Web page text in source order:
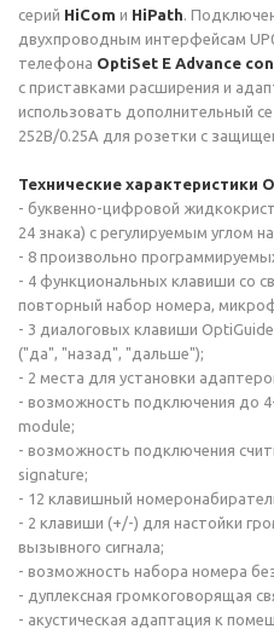
серий HiCom и HiPath.
двухпроводным интерфейсам
телефона OptiSet E Advance
с приставками расширения и
использовать дополнительный
252В/0.25А для розетки с
Технические характеристики
- буквенно-цифровой
24 знака) с регулируемым углом
- 8 произвольно
- 4 функциональных клавиши со
повторный набор номера,
- 3 диалоговых клавиши
("да", "назад", "дальше");
- 2 места для установки
- возможность подключения до
module;
- возможность подключения
signature;
- 12 клавишный
- 2 клавиши (+/-) для настойки
вызывного сигнала;
- возможность набора номера
- дуплексная громкоговорящая
- акустическая адаптация к